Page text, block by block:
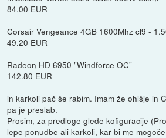
84.00 EUR
Corsair Vengeance 4GB 1600Mhz cl9 -
49.20 EUR
Radeon HD 6950 "Windforce OC"
142.80 EUR
in karkoli pač še rabim. Imam že ohišje in
pa je preslab.
Prosim, za predloge glede kofiguracije
lepe ponudbe ali karkoli, kar bi me